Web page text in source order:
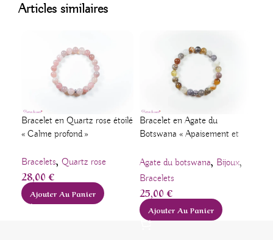
Articles similaires
Bracelet en Quartz rose étoilé
« Calme profond »
Bracelets, Quartz rose
28,00€
Ajouter Au Panier
Bracelet en Agate du
Botswana « Apaisement et
Agate du botswana, Bijoux,
Bracelets
25,00€
Ajouter Au Panier